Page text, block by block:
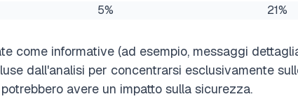
5% 21%
come informative (ad esempio, messaggi
dall'analisi per concentrarsi esclusivamente
avere un impatto sulla sicurezza.